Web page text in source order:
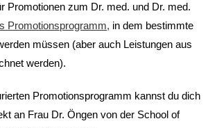
Promotionen zum Dr. med. und Dr. med.
Promotionsprogramm, in dem bestimmte
müssen (aber auch Leistungen aus
werden).
Promotionsprogramm kannst du dich
an Frau Dr. Öngen von der School of